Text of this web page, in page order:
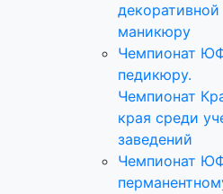
маникюру
Чемпионат
педикюру.
Чемпионат
края среди
заведений
Чемпионат